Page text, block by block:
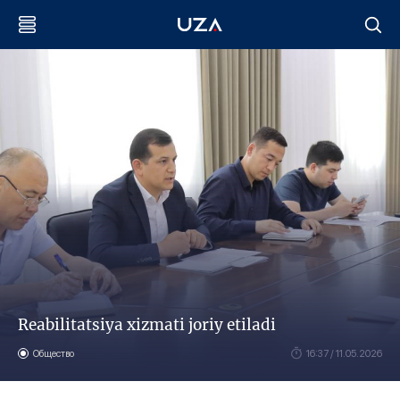
Reabilitatsiya xizmati joriy etiladi
Общество 16:37 / 11.05.2026